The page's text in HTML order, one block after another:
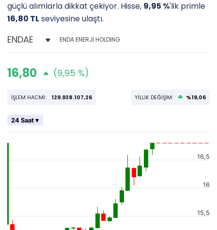
güçlü alımlarla dikkat çekiyor. Hisse, 9,95 %'lik primle
16,80 TLseviyesine ulaştı.
ENDA ENERJI HOLDING
16,80 (9,95 %)
İŞLEM HACMİ: 129.938.107,26 YILLIK DEĞİŞİM: %19,06
24 Saat ▾
15,5
16
16,5